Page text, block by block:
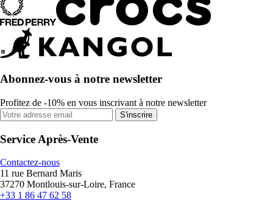
Abonnez-vous à notre newsletter
Profitez de -10% en vous inscrivant à notre newsletter
S'inscrire
Service Après-Vente
Contactez-nous
11 rue Bernard Maris
37270 Montlouis-sur-Loire, France
+33 1 86 47 62 58